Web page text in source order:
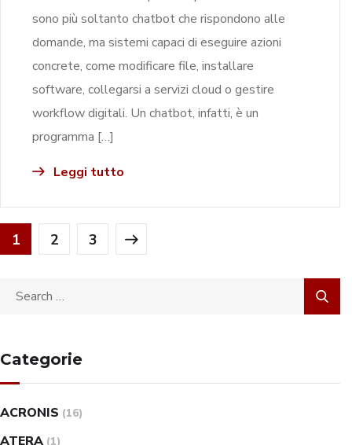
sono più soltanto chatbot che rispondono alle
domande, ma sistemi capaci di eseguire azioni
concrete, come modificare file, installare
software, collegarsi a servizi cloud o gestire
workflow digitali. Un chatbot, infatti, è un
programma […]
Leggi tutto
1 2 3
Categorie
ACRONIS (16)
ATERA (1)